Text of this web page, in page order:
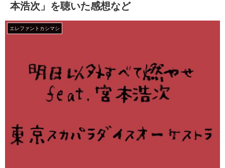
本浩次」を聴いた感想など
エレファントカシマシ